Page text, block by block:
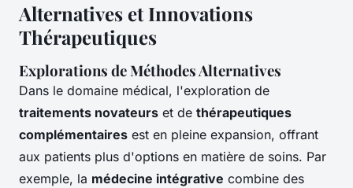
Alternatives et Innovations
Thérapeutiques
Explorations de Méthodes Alternatives
Dans le domaine médical, l'exploration de
traitements novateurs et de thérapeutiques
complémentaires est en pleine expansion, offrant
aux patients plus d'options en matière de soins. Par
exemple, la médecine intégrative combine des